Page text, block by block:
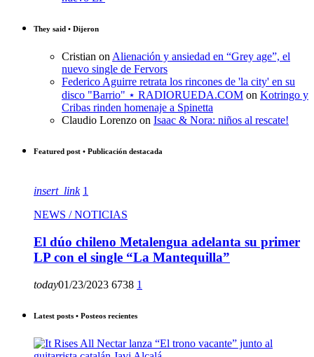
They said • Dijeron
Cristian on Alienación y ansiedad en “Grey age”, el
nuevo single de Fervors
Federico Aguirre retrata los rincones de 'la city' en su
disco "Barrio" ⋆ RADIORUEDA.COM on Kotringo y
Cribas rinden homenaje a Spinetta
Claudio Lorenzo on Isaac & Nora: niños al rescate!
Featured post • Publicación destacada
insert_link 1
NEWS / NOTICIAS
El dúo chileno Metalengua adelanta su primer
LP con el single “La Mantequilla”
today01/23/2023 6738 1
Latest posts • Posteos recientes